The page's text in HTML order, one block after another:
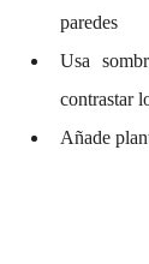
paredes
Usa
contrastar
Añade